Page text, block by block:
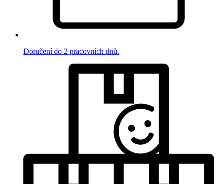
Doručení do 2 pracovních dnů.